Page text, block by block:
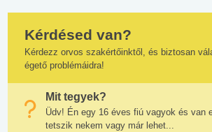
Kérdésed van?
Kérdezz orvos szakértőinktől, és biztosan
égető problémáidra!
Mit tegyek?
Üdv! Én egy 16 éves fiú vagyok és van
tetszik nekem vagy már lehet...